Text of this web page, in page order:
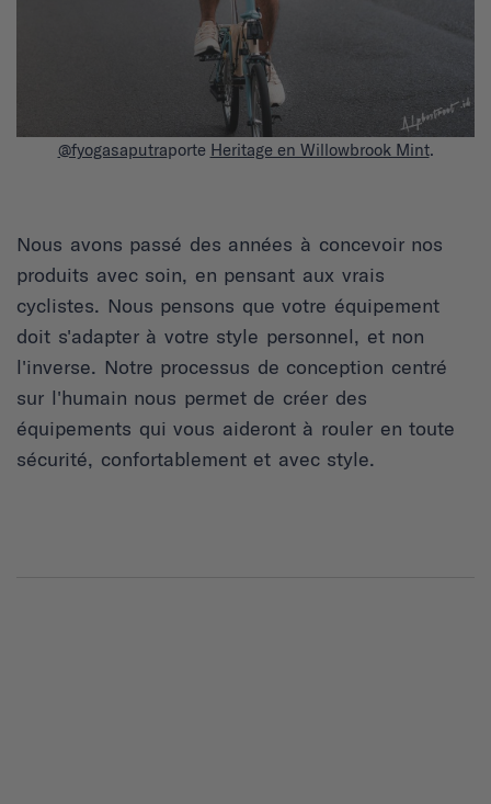
@fyogasaputraporte Heritage en Willowbrook Mint.
Nous avons passé des années à concevoir nos
produits avec soin, en pensant aux vrais
cyclistes. Nous pensons que votre équipement
doit s'adapter à votre style personnel, et non
l'inverse. Notre processus de conception centré
sur l'humain nous permet de créer des
équipements qui vous aideront à rouler en toute
sécurité, confortablement et avec style.